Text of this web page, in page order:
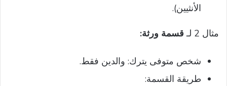
الأنثيين).
مثال 2 لـ قسمة ورثة:
شخص متوفى يترك: والدين فقط.
طريقة القسمة: